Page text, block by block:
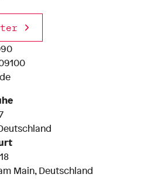
Main, Deutschland